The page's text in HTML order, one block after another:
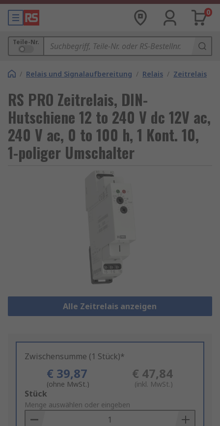
0
Teile-Nr.
/ Relais und Signalaufbereitung / Relais / Zeitrelais
RS PRO Zeitrelais, DIN-
Hutschiene 12 to 240 V dc 12V ac,
240 V ac, 0 to 100 h, 1 Kont. 10,
1-poliger Umschalter
Alle Zeitrelais anzeigen
Zwischensumme (1 Stück)*
€ 39,87
(ohne MwSt.)
€ 47,84
(inkl. MwSt.)
Add
to
Basket
Stück
Menge auswählen oder eingeben